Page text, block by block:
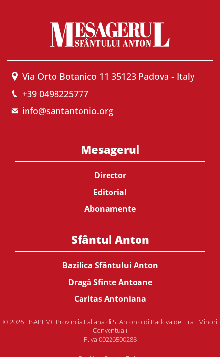
Via Orto Botanico 11 35123 Padova - Italy
+39 0498225777
info@santantonio.org
Mesagerul
Director
Editorial
Abonamente
Sfântul Anton
Bazilica Sfântului Anton
Dragă Sfinte Antoane
Caritas Antoniana
© 2026 PISAPFMC Provincia Italiana di S. Antonio di Padova dei Frati Minori
Conventuali
P.Iva 00226500288